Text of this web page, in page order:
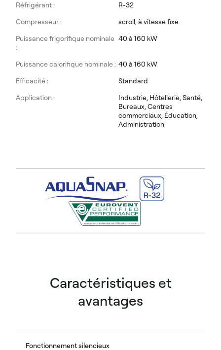
Réfrigérant :
R-32
Compresseur :
scroll, à vitesse fixe
Puissance frigorifique nominale
:
40 à 160 kW
Puissance calorifique nominale : 40 à 160 kW
Efficacité :
Standard
Application :
Industrie, Hôtellerie, Santé,
Bureaux, Centres
commerciaux, Éducation,
Administration
Caractéristiques et
avantages
Fonctionnement silencieux